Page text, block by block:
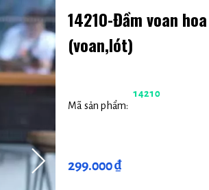
14210-Đầm voan
(voan,lót)
Mã sản phẩm:
14210
299.000 ₫